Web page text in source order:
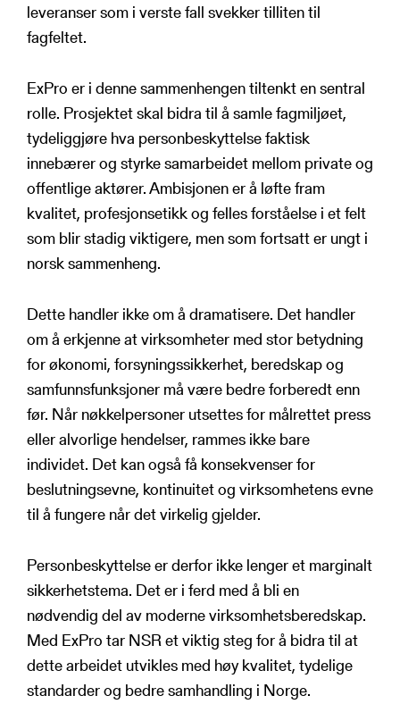
leveranser som i verste fall svekker tilliten til
fagfeltet.
ExPro er i denne sammenhengen tiltenkt en sentral
rolle. Prosjektet skal bidra til å samle fagmiljøet,
tydeliggjøre hva personbeskyttelse faktisk
innebærer og styrke samarbeidet mellom private og
offentlige aktører. Ambisjonen er å løfte fram
kvalitet, profesjonsetikk og felles forståelse i et felt
som blir stadig viktigere, men som fortsatt er ungt i
norsk sammenheng.
Dette handler ikke om å dramatisere. Det handler
om å erkjenne at virksomheter med stor betydning
for økonomi, forsyningssikkerhet, beredskap og
samfunnsfunksjoner må være bedre forberedt enn
før. Når nøkkelpersoner utsettes for målrettet press
eller alvorlige hendelser, rammes ikke bare
individet. Det kan også få konsekvenser for
beslutningsevne, kontinuitet og virksomhetens evne
til å fungere når det virkelig gjelder.
Personbeskyttelse er derfor ikke lenger et marginalt
sikkerhetstema. Det er i ferd med å bli en
nødvendig del av moderne virksomhetsberedskap.
Med ExPro tar NSR et viktig steg for å bidra til at
dette arbeidet utvikles med høy kvalitet, tydelige
standarder og bedre samhandling i Norge.